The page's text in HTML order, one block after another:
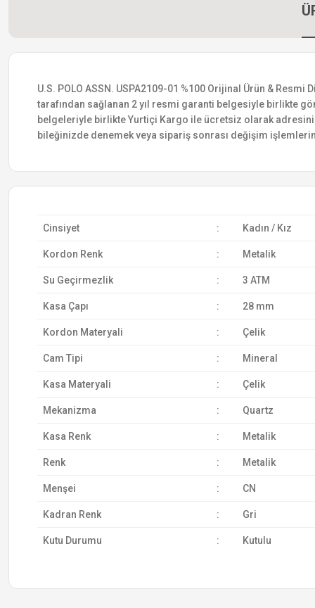
U.S. POLO ASSN. USPA2109-01 %100 Orijinal Ürün &
tarafından sağlanan 2 yıl resmi garanti belgesiyle birlikte
belgeleriyle birlikte Yurtiçi Kargo ile ücretsiz olarak
bileğinizde denemek veya sipariş sonrası değişim
Cinsiyet : Kadın / Kız
Kordon Renk : Metalik
Su Geçirmezlik : 3 ATM
Kasa Çapı : 28 mm
Kordon Materyali : Çelik
Cam Tipi : Mineral
Kasa Materyali : Çelik
Mekanizma : Quartz
Kasa Renk : Metalik
Renk : Metalik
Menşei : CN
Kadran Renk : Gri
Kutu Durumu : Kutulu